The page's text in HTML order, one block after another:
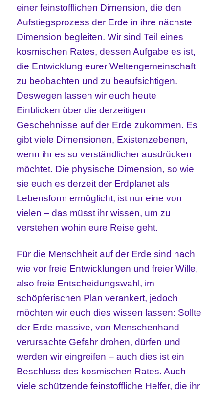
einer feinstofflichen Dimension, die den
Aufstiegsprozess der Erde in ihre nächste
Dimension begleiten. Wir sind Teil eines
kosmischen Rates, dessen Aufgabe es ist,
die Entwicklung eurer Weltengemeinschaft
zu beobachten und zu beaufsichtigen.
Deswegen lassen wir euch heute
Einblicken über die derzeitigen
Geschehnisse auf der Erde zukommen. Es
gibt viele Dimensionen, Existenzebenen,
wenn ihr es so verständlicher ausdrücken
möchtet. Die physische Dimension, so wie
sie euch es derzeit der Erdplanet als
Lebensform ermöglicht, ist nur eine von
vielen – das müsst ihr wissen, um zu
verstehen wohin eure Reise geht.
Für die Menschheit auf der Erde sind nach
wie vor freie Entwicklungen und freier Wille,
also freie Entscheidungswahl, im
schöpferischen Plan verankert, jedoch
möchten wir euch dies wissen lassen: Sollte
der Erde massive, von Menschenhand
verursachte Gefahr drohen, dürfen und
werden wir eingreifen – auch dies ist ein
Beschluss des kosmischen Rates. Auch
viele schützende feinstoffliche Helfer, die ihr